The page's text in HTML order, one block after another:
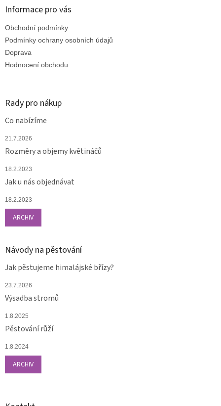
Informace pro vás
Obchodní podmínky
Podmínky ochrany osobních údajů
Doprava
Hodnocení obchodu
Rady pro nákup
Co nabízíme
21.7.2026
Rozměry a objemy květináčů
18.2.2023
Jak u nás objednávat
18.2.2023
ARCHIV
Návody na pěstování
Jak pěstujeme himalájské břízy?
23.7.2026
Výsadba stromů
1.8.2025
Pěstování růží
1.8.2024
ARCHIV